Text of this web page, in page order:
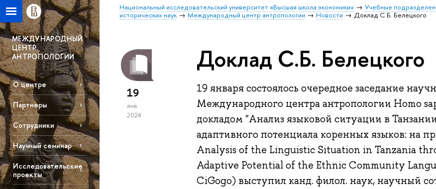
Национальный исследовательский университет «Высшая школа экономики» Учебные
исторических наук
Международный центр антропологии Новости Доклад С.Б. Белецкого
МЕЖДУНАРОДНЫЙ
ЦЕНТР
АНТРОПОЛОГИИ
О центре
Партнеры
Сотрудники
Научный семинар
Исследовательские
проекты
19
янв
2024
Доклад С.Б. Белецкого
19 января состоялось очередное заседание
Международного центра антропологии Homo
докладом "Анализ языковой ситуации в
адаптивного потенциала коренных языков: на
Analysis of the Linguistic Situation in Tanzania
Adaptive Potential of the Ethnic Community
CiGogo) выступил канд. филол. наук, научный